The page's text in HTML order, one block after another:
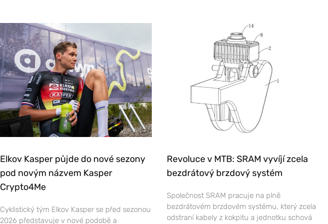
Elkov Kasper půjde do nové sezony
pod novým názvem Kasper
Crypto4Me
Cyklistický tým Elkov Kasper se před sezonou
2026 představuje v nové podobě a
Revoluce v MTB: SRAM vyvíjí zcela
bezdrátový brzdový systém
Společnost SRAM pracuje na plně
bezdrátovém brzdovém systému, který zcela
odstraní kabely z kokpitu a jednotku schová